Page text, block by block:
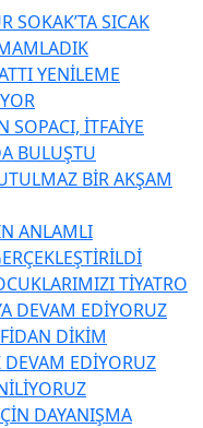
SOKAK’TA SICAK
YENİLEME
SOPACI, İTFAİYE
BULUŞTU
BİR AKŞAM
ANLAMLI
TİYATRO
DEVAM EDİYORUZ
DİKİM
EDİYORUZ
DAYANIŞMA